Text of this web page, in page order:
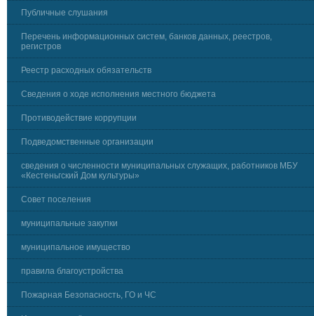
Публичные слушания
Перечень информационных систем, банков данных, реестров,
регистров
Реестр расходных обязательств
Сведения о ходе исполнения местного бюджета
Противодействие коррупции
Подведомственные организации
сведения о численности муниципальных служащих, работников МБУ
«Кестеньгский Дом культуры»
Совет поселения
муниципальные закупки
муниципальное имущество
правила благоустройства
Пожарная Безопасность, ГО и ЧС